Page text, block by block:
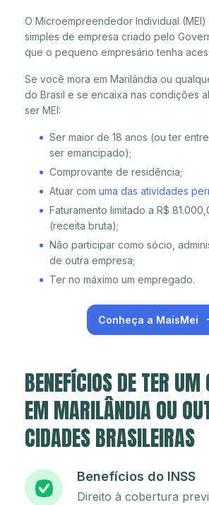
O Microempreendedor Individual (MEI)
simples de empresa criado pelo
que o pequeno empresário tenha
Se você mora em Marilândia ou
do Brasil e se encaixa nas condições
ser MEI:
Ser maior de 18 anos (ou ter
ser emancipado);
Comprovante de residência;
Atuar com uma das atividades
Faturamento limitado a R$
(receita bruta);
Não participar como sócio,
de outra empresa;
Ter no máximo um empregado.
Conheça a MaisMei
BENEFÍCIOS DE TER
EM MARILÂNDIA OU
CIDADES BRASILEIRAS
Benefícios do INSS
Direito à cobertura